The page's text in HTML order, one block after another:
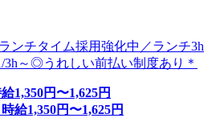
ンチタイム採用強化中／ランチ3h
3h～◎うれしい前払い制度あり＊
給1,350円〜1,625円
時給1,350円〜1,625円